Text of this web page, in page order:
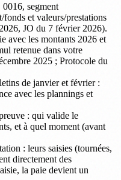
segment
et valeurs/prestations
JO du 7 février 2026).
avec les montants 2026 et
retenue dans votre
2025 ; Protocole du
de janvier et février :
avec les plannings et
: qui valide le
et à quel moment (avant
: leurs saisies (tournées,
directement des
la paie devient un